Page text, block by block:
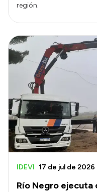
región.
Río Negro ejecuta
IDEVI 17 de jul de 2026